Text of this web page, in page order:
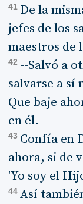
41 De la
jefes de los
maestros de
42 --Salvó a
salvarse a sí
Que baje
en él.
43 Confía en
ahora, si de
'Yo soy el
44 Así